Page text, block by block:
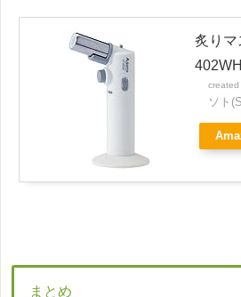
炙りマ
402WH
created
ソト
まとめ